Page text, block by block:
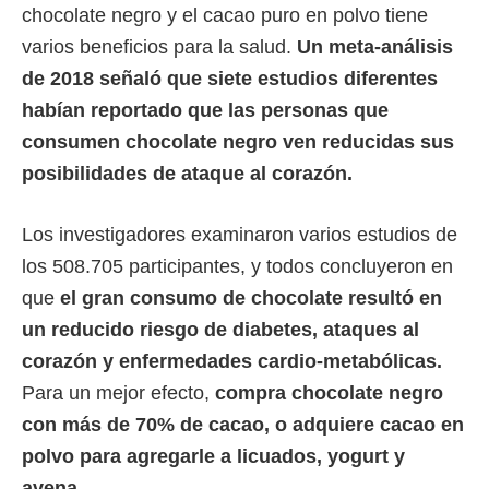
chocolate negro y el cacao puro en polvo tiene
varios beneficios para la salud. Un meta-análisis
de 2018 señaló que siete estudios diferentes
habían reportado que las personas que
consumen chocolate negro ven reducidas sus
posibilidades de ataque al corazón.
Los investigadores examinaron varios estudios de
los 508.705 participantes, y todos concluyeron en
que el gran consumo de chocolate resultó en
un reducido riesgo de diabetes, ataques al
corazón y enfermedades cardio-metabólicas.
Para un mejor efecto, compra chocolate negro
con más de 70% de cacao, o adquiere cacao en
polvo para agregarle a licuados, yogurt y